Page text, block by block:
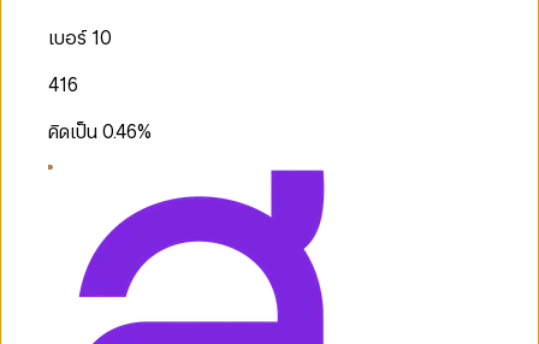
เบอร์ 10
416
คิดเป็น0.46%